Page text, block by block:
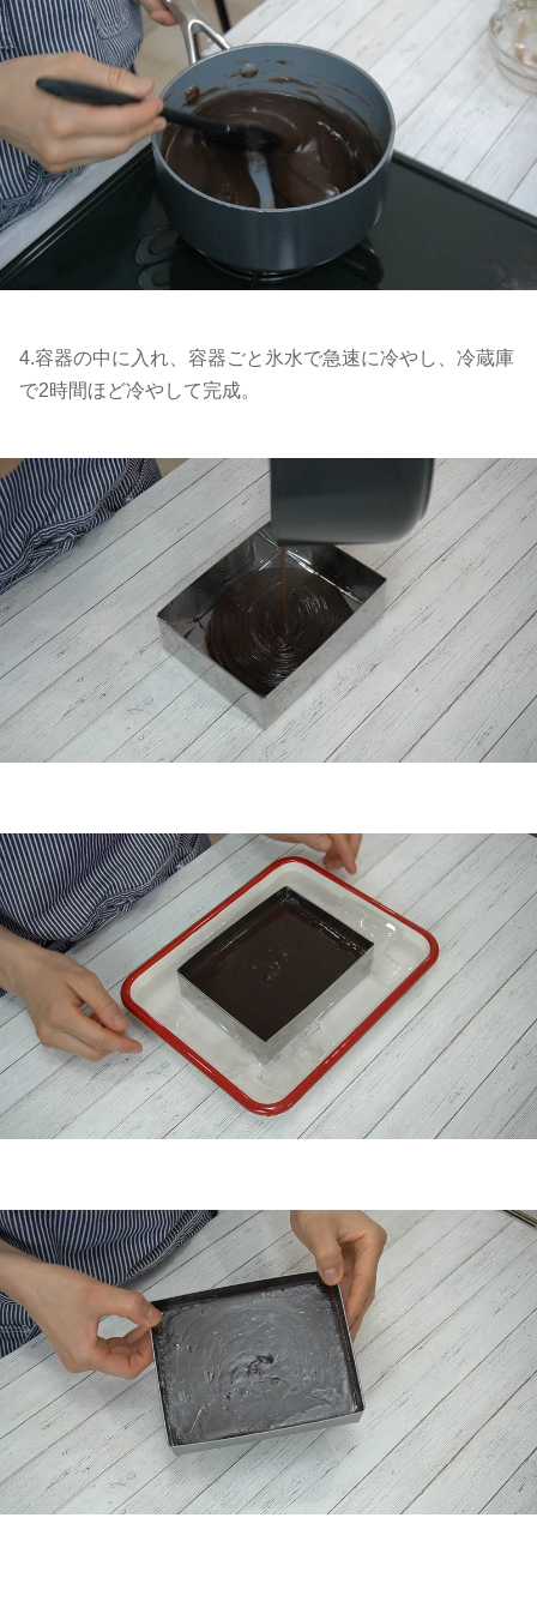
4.容器の中に入れ、容器ごと氷水で急速に冷やし、冷蔵庫
で2時間ほど冷やして完成。